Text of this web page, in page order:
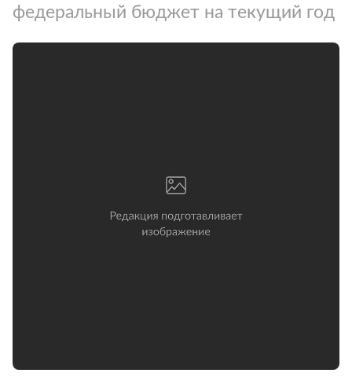
федеральный бюджет на текущий год